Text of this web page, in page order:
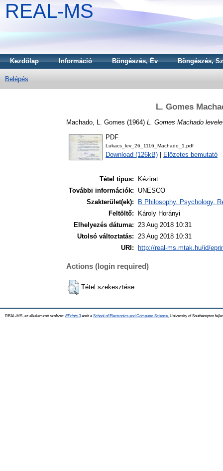
REAL-MS
Kezdőlap Információ Böngészés, Év Böngészés,
Belépés
L. Gomes
Machado, L. Gomes (1964) L. Gomes Machado
PDF
Lukacs_lev_26_1116_Machado_1.pdf
Download (126kB) Előzetes bemutató
Tétel típus:
Kézirat
További információk:
UNESCO
Szakterület(ek):
B Philosophy. Psychology.
Feltöltő:
Károly Horányi
Elhelyezés dátuma: 23 Aug 2018 10:31
Utolsó változtatás: 23 Aug 2018 10:31
URI:
http://real-ms.mtak.hu/id/
Actions (login required)
Tétel szekesztése
REAL-MS, az alkalamzott szoftver: EPrints 3amit a School of Electronics and Computer Science , University of Southampton